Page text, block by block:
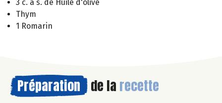
3 c. à s. de Huile d'olive
Thym
1 Romarin
Préparation de la recette